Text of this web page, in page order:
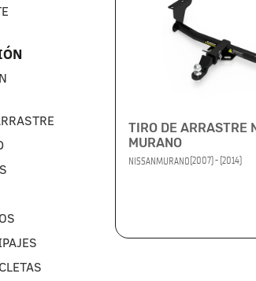
TIRO DE ARRASTRE
MURANO
NISSANMURANO(2007) - (2014)